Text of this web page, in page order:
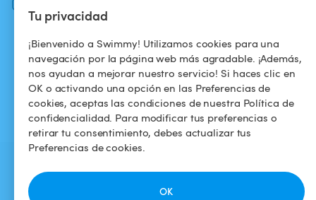
Tu privacidad
¡Bienvenido a Swimmy! Utilizamos cookies para una
navegación por la página web más agradable. ¡Además,
nos ayudan a mejorar nuestro servicio! Si haces clic en
OK o activando una opción en las Preferencias de
cookies, aceptas las condiciones de nuestra Política de
confidencialidad. Para modificar tus preferencias o
retirar tu consentimiento, debes actualizar tus
Preferencias de cookies.
OK